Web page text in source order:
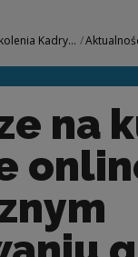
Kadry...
na